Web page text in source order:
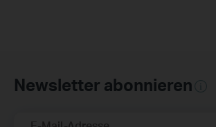
Newsletter abonnieren